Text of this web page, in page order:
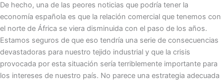
De hecho, una de las peores noticias que podría tener la
economía española es que la relación comercial que tenemos con
el norte de África se viera disminuida con el paso de los años.
Estamos seguros de que eso tendría una serie de consecuencias
devastadoras para nuestro tejido industrial y que la crisis
provocada por esta situación sería terriblemente importante para
los intereses de nuestro país. No parece una estrategia adecuada